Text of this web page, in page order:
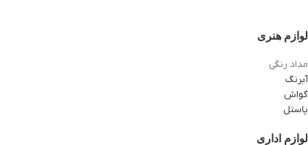
لوازم هنری
مداد رنگی
آبرنگ
گواش
پاستل
لوازم اداری